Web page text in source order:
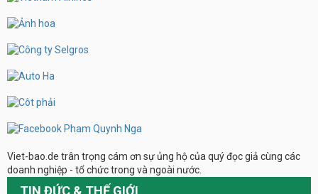
Viet-bao.de trân trọng cám ơn sự ủng hộ của quý đọc giả cùng các
doanh nghiệp - tổ chức trong và ngoài nước.
TIN ĐỨC & THẾ GIỚI